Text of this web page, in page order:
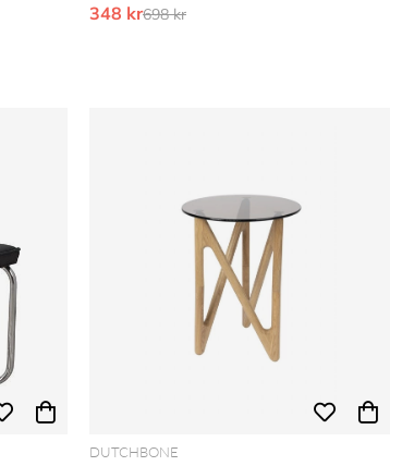
348 krOrdinarie pris:
698 kr
DUTCHBONE